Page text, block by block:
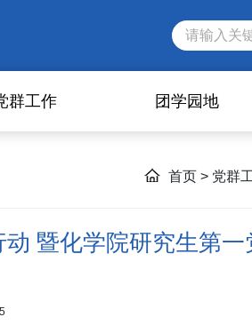
群工作 团学园地
首页 > 党群
暨化学院研究生第